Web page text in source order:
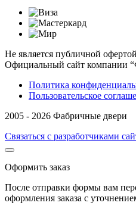
Не является публичной офертой
Официальный сайт компании
Политика
Пользовательское
2005 - 2026 Фабричные двери
Связаться с разработчиками
Оформить заказ
После отправки формы вам
оформления заказа с